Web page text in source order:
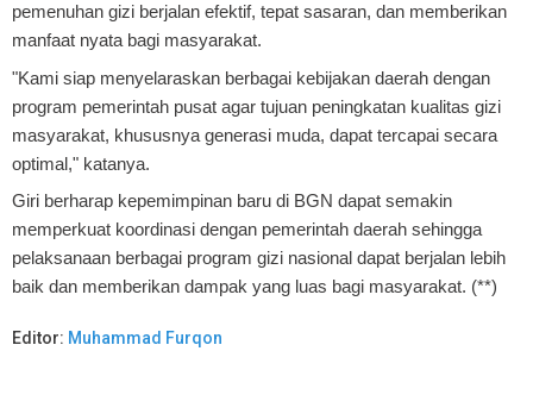
pemenuhan gizi berjalan efektif, tepat sasaran, dan memberikan
manfaat nyata bagi masyarakat.
"Kami siap menyelaraskan berbagai kebijakan daerah dengan
program pemerintah pusat agar tujuan peningkatan kualitas gizi
masyarakat, khususnya generasi muda, dapat tercapai secara
optimal," katanya.
Giri berharap kepemimpinan baru di BGN dapat semakin
memperkuat koordinasi dengan pemerintah daerah sehingga
pelaksanaan berbagai program gizi nasional dapat berjalan lebih
baik dan memberikan dampak yang luas bagi masyarakat. (**)
Editor: Muhammad Furqon